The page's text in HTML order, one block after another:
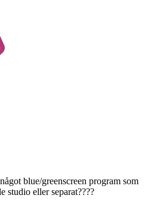
blue/greenscreen program som
studio eller separat????